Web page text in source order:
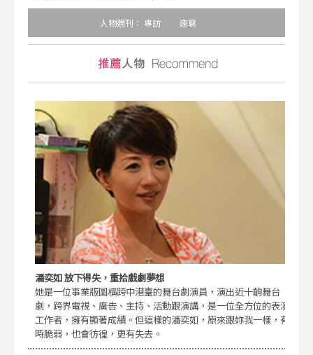
人物週刊： 專訪 速寫
潘奕如 放下得失，重拾戲劇夢想
她是一位事業版圖橫跨中港臺的舞台劇演員，演出近十齣舞台
劇，跨界電視、廣告、主持、活動跟演講，是一位全方位的表演
工作者，擁有顯著成績。但這樣的潘奕如，原來跟妳我一樣，有
時脆弱，也會彷徨，更有失去。